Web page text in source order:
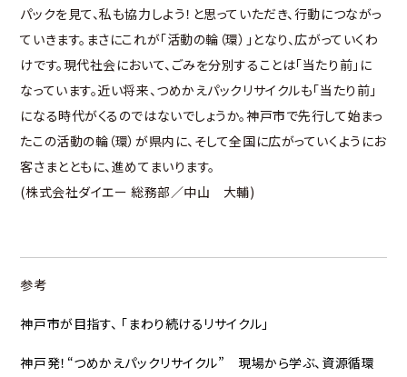
パックを見て、私も協力しよう！と思っていただき、行動につながっ
ていきます。まさにこれが「活動の輪（環）」となり、広がっていくわ
けです。現代社会において、ごみを分別することは「当たり前」に
なっています。近い将来、つめかえパックリサイクルも「当たり前」
になる時代がくるのではないでしょうか。神戸市で先行して始まっ
たこの活動の輪（環）が県内に、そして全国に広がっていくようにお
客さまとともに、進めてまいります。
(株式会社ダイエー 総務部／中山 大輔)
参考
神戸市が目指す、 「まわり続けるリサイクル」
神戸発！“つめかえパックリサイクル” 現場から学ぶ、資源循環